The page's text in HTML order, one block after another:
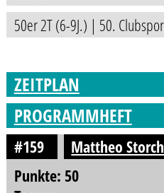
ZEITPLAN
PROGRAMMHEFT
#159
Mattheo Storch
Punkte: 50